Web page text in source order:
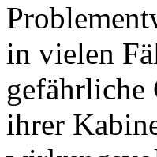
in vielen
gefährliche
ihrer